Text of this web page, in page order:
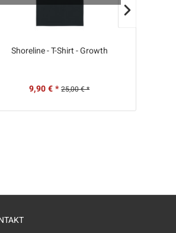
Shoreline - T-Shirt - Growth
9,90 € * 25,00 € *